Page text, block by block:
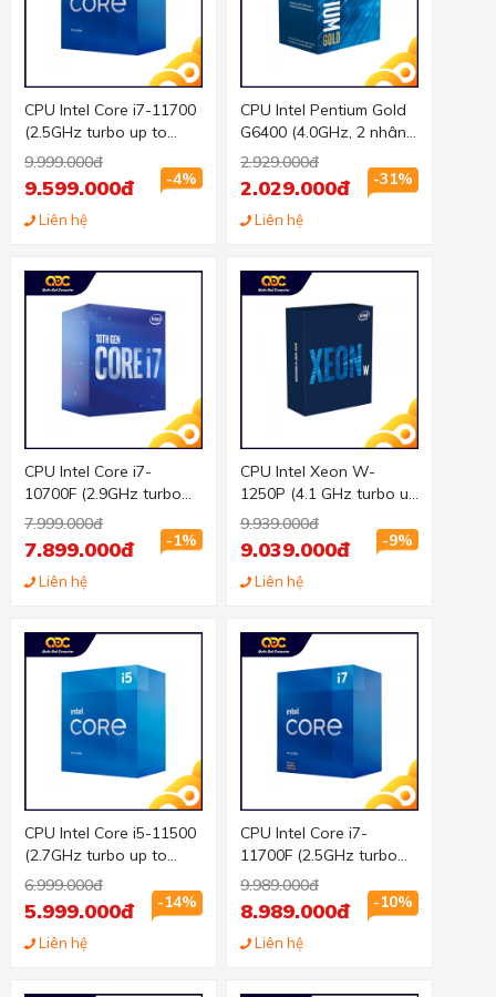
CPU Intel Core i7-11700
(2.5GHz turbo up to
4.9Ghz, 8 nhân 16 luồng,
16MB Cache, 65W) -
Socket Intel LGA 1200
9.999.000đ
-4%
9.599.000đ
Liên hệ
CPU Intel Pentium Gold
G6400 (4.0GHz, 2 nhân
4 luồng, 4MB Cache,
58W) - Socket Intel LGA
1200)
2.929.000đ
-31%
2.029.000đ
Liên hệ
CPU Intel Core i7-
10700F (2.9GHz turbo
up to 4.8GHz, 8 nhân 16
luồng, 16MB Cache,
65W) - Socket Intel LGA
1200
7.999.000đ
-1%
7.899.000đ
Liên hệ
CPU Intel Xeon W-
1250P (4.1 GHz turbo up
to 4.8 GHz, 6 nhân 12
luồng, 12MB Cache,
125W) - Socket Intel
LGA 1200
9.939.000đ
-9%
9.039.000đ
Liên hệ
CPU Intel Core i5-11500
(2.7GHz turbo up to
4.4Ghz, 6 nhân 12 luồng,
12MB Cache, 65W) -
Socket Intel LGA 1200
6.999.000đ
-14%
5.999.000đ
Liên hệ
CPU Intel Core i7-
11700F (2.5GHz turbo
up to 4.9Ghz, 8 nhân 16
luồng, 16MB Cache,
65W) - Socket Intel LGA
1200
9.989.000đ
-10%
8.989.000đ
Liên hệ